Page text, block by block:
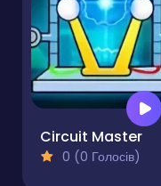
Circuit Master
0 (0 Голосів)